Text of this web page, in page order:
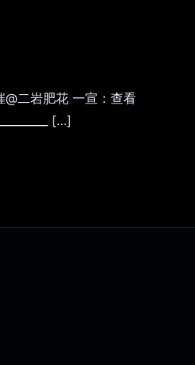
二岩肥花 一宣：查看
[…]